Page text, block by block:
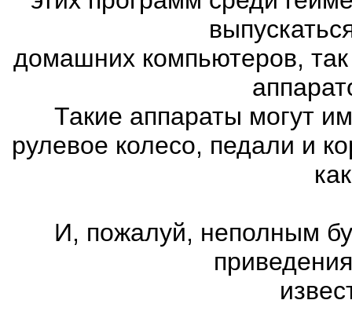
домашних компьютеров,
Такие аппараты могут
рулевое колесо, педали и
И, пожалуй, неполным